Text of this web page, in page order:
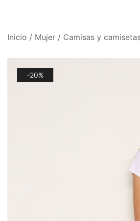
Inicio / Mujer / Camisas y
-20%